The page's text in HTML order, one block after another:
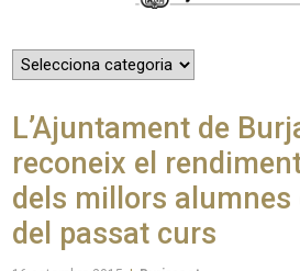
L’Ajuntament de
reconeix el
dels millors alumnes
del passat curs